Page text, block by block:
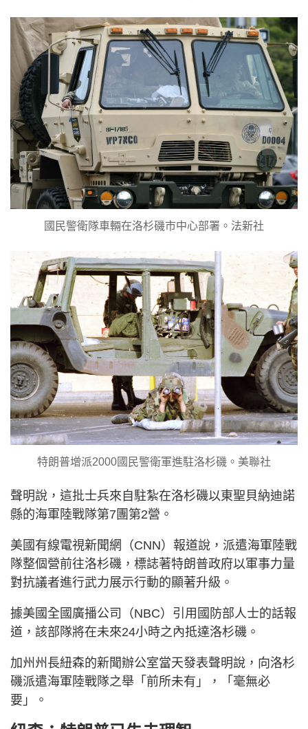
國民警衛隊車輛在洛杉磯市中心部署。法新社
特朗普增派2000國民警衛軍進駐洛杉磯。美聯社
聲明說，這批士兵來自駐紮在洛杉磯以東聖貝納迪諾
縣的海軍陸戰隊第7團第2營。
美國有線電視新聞網（CNN）報道說，派遣海軍陸戰
隊整個營前往洛杉磯，標誌著特朗普政府以軍事力量
對抗議者進行武力展示行動的顯著升級。
據美國全國廣播公司（NBC）引用國防部人士的話報
道，該部隊將在未來24小時之內抵達洛杉磯。
加州州長紐森的新聞辦公室當天發表聲明說，向洛杉
磯派遣海軍陸戰隊之舉「前所未有」，「毫無必
要」。